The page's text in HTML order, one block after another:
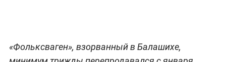
«Фольксваген», взорванный в Балашихе,